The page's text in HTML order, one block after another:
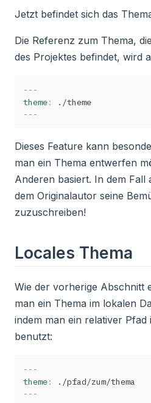
Jetzt befindet sich das
Die Referenz zum Thema,
des Projektes befindet, wird
---
theme:
./theme
---
Dieses Feature kann
man ein Thema entwerfen
Anderen basiert. In dem Fall
dem Originalautor seine
zuzuschreiben!
Locales Thema
Wie der vorherige Abschnitt
man ein Thema im lokalen
indem man ein relativer Pfad
benutzt:
---
theme:
---